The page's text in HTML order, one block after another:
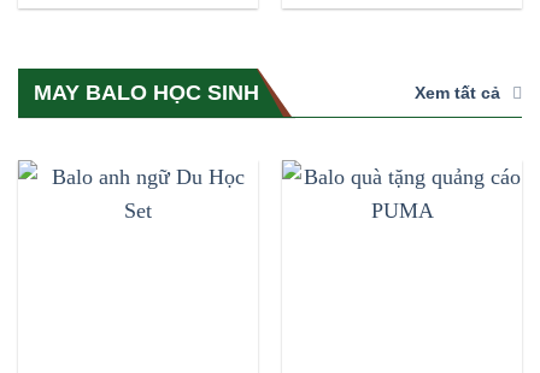
MAY BALO HỌC SINH Xem tất cả